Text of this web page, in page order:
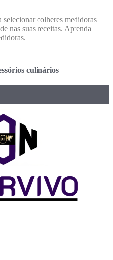
selecionar colheres medidoras
nas suas receitas. Aprenda
culinários